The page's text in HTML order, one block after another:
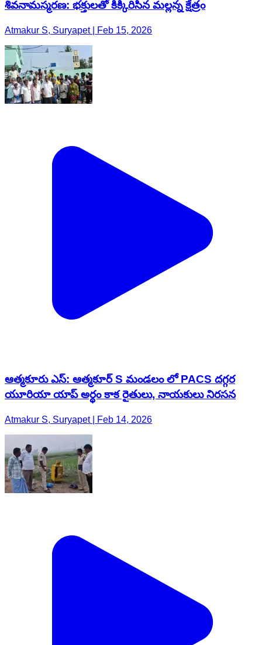
శివనామస్మరణ: భక్తులతో కిక్కిరిసిన మల్లన్న క్షేత్రం
Atmakur S, Suryapet | Feb 15, 2026
ఆత్మకూరు ఎస్: ఆత్మకూర్ S మండలం లో PACS దగ్గర
యూరియా యాప్ అర్థం కాక రైతులు, నాయకులు నిరసన
Atmakur S, Suryapet | Feb 14, 2026